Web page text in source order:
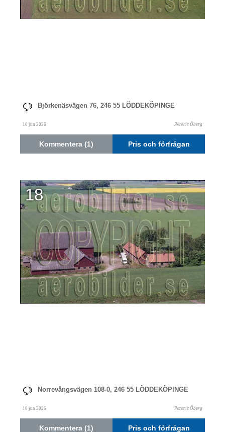
Björkenäsvägen 76, 246 55 LÖDDEKÖPINGE
10 jun 2026 Pereric Öberg
Kommentera (1) Pris och förfrågan
18
Norrevångsvägen 108-0, 246 55 LÖDDEKÖPINGE
10 jun 2026 Pereric Öberg
Kommentera (1) Pris och förfrågan